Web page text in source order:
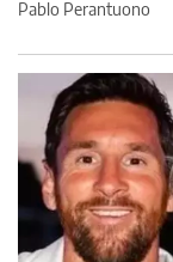
Pablo Perantuono